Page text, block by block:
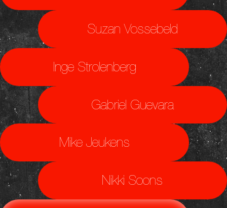
Suzan Vossebeld
Inge Strolenberg
Gabriel Guevara
Mike Jeukens
Nikki Soons